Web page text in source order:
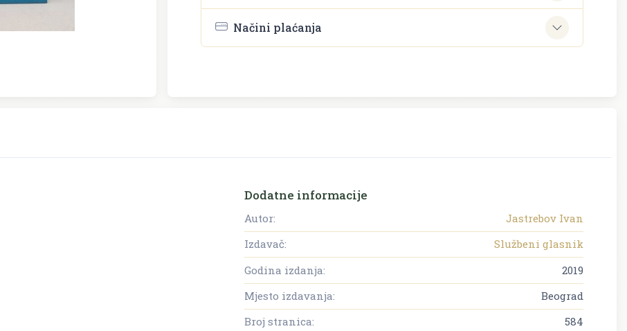
Načini plaćanja
Dodatne informacije
Autor:
Jastrebov Ivan
Izdavač:
Službeni glasnik
Godina izdanja:
2019
Mjesto izdavanja:
Beograd
Broj stranica:
584